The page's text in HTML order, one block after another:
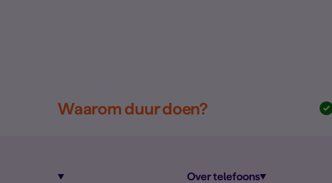
Waarom duur doen?
Over telefoons